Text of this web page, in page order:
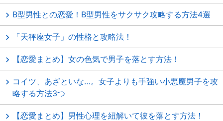
B型男性との恋愛！B型男性をサクサク攻略する方法4選
「天秤座女子」の性格と攻略法！
【恋愛まとめ】女の色気で男子を落とす方法！
コイツ、あざといな…。女子よりも手強い小悪魔男子を攻
略する方法3つ
【恋愛まとめ】男性心理を紐解いて彼を落とす方法！